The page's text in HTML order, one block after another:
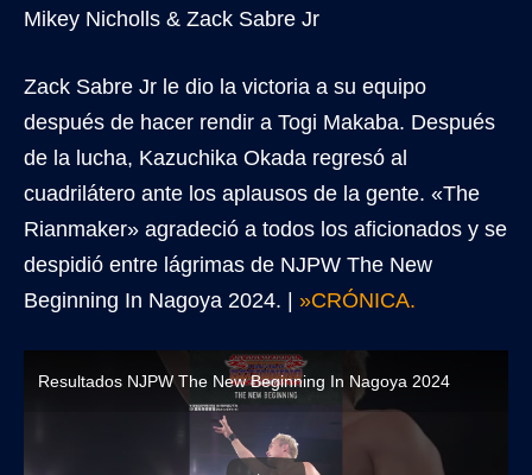
Mikey Nicholls & Zack Sabre Jr
Zack Sabre Jr le dio la victoria a su equipo
después de hacer rendir a Togi Makaba. Después
de la lucha, Kazuchika Okada regresó al
cuadrilátero ante los aplausos de la gente. «The
Rianmaker» agradeció a todos los aficionados y se
despidió entre lágrimas de NJPW The New
Beginning In Nagoya 2024. | »CRÓNICA.
Resultados NJPW The New Beginning In Nagoya 2024